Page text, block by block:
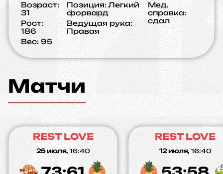
Возраст:
31
Рост:
186
Вес: 95
Позиция:Легкий
форвард
Ведущая рука:
Правая
Мед.
справка:
сдал
Матчи
REST LOVE
25 июля, 16:40
REST LOVE
12 июля, 16:40